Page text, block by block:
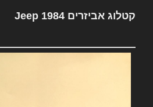
קטלוג אביזרים Jeep 1984